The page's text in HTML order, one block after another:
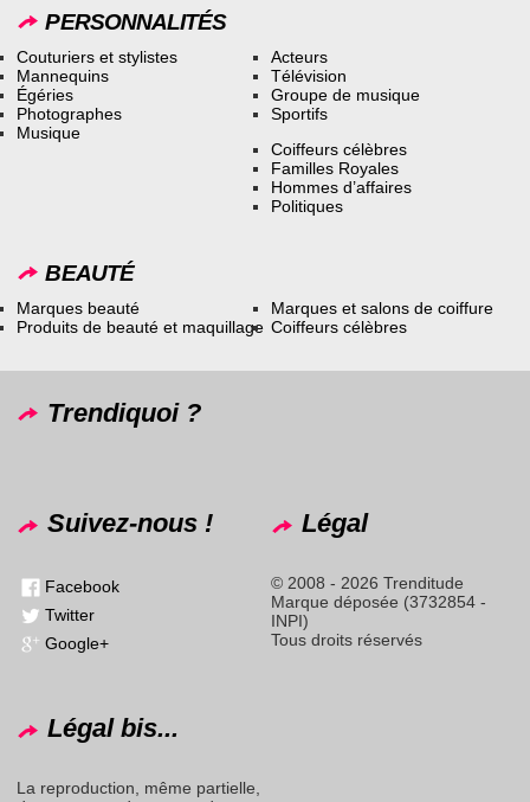
PERSONNALITÉS
Couturiers et stylistes
Mannequins
Égéries
Photographes
Musique
Acteurs
Télévision
Groupe de musique
Sportifs
Coiffeurs célèbres
Familles Royales
Hommes d’affaires
Politiques
BEAUTÉ
Marques beauté
Produits de beauté et maquillage
Marques et salons de coiffure
Coiffeurs célèbres
Trendiquoi ?
Suivez-nous !
Facebook
Twitter
Google+
Légal
© 2008 - 2026 Trenditude
Marque déposée (3732854 -
INPI)
Tous droits réservés
Légal bis...
La reproduction, même partielle,